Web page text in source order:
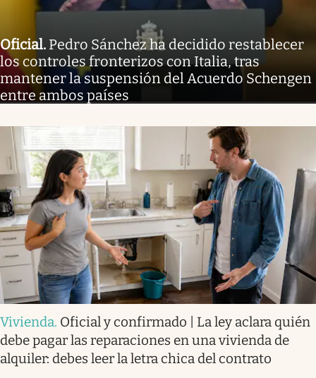
Oficial. Pedro Sánchez ha decidido restablecer
los controles fronterizos con Italia, tras
mantener la suspensión del Acuerdo Schengen
entre ambos países
Vivienda. Oficial y confirmado | La ley aclara quién
debe pagar las reparaciones en una vivienda de
alquiler: debes leer la letra chica del contrato